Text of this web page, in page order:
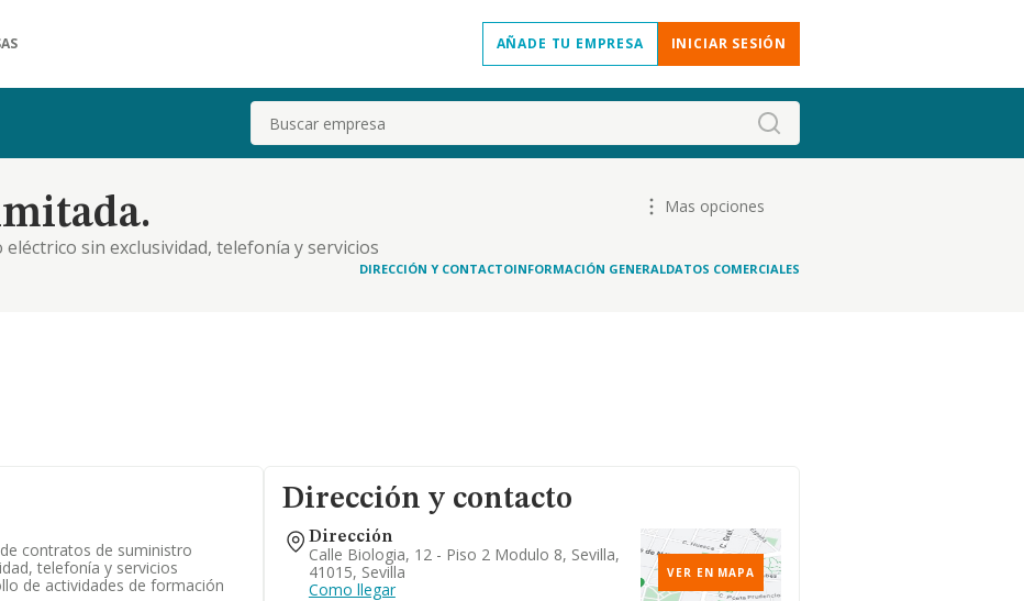
AÑADE TU EMPRESA INICIAR SESIÓN
Buscar
sin exclusividad, telefonía y servicios
a empresas
Mas opciones
DIRECCIÓN Y CONTACTOINFORMACIÓN GENERALDATOS COMERCIALES
contratos de suministro
telefonía y servicios
de actividades de formación
Dirección y contacto
Dirección
Calle Biologia, 12 - Piso 2 Modulo 8, Sevilla,
41015, Sevilla
Como llegar
VER EN MAPA